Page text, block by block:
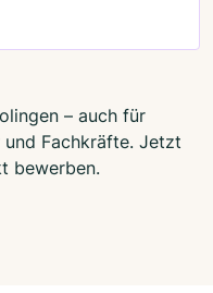
– auch für
und Fachkräfte. Jetzt
bewerben.